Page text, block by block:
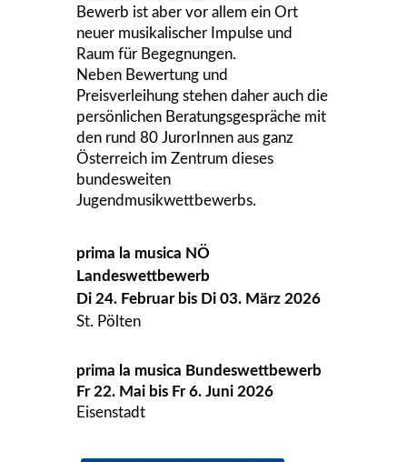
Bewerb ist aber vor allem ein Ort
neuer musikalischer Impulse und
Raum für Begegnungen.
Neben Bewertung und
Preisverleihung stehen daher auch die
persönlichen Beratungsgespräche mit
den rund 80 JurorInnen aus ganz
Österreich im Zentrum dieses
bundesweiten
Jugendmusikwettbewerbs.
prima la musica NÖ
Landeswettbewerb
Di 24. Februar bis Di 03. März 2026
St. Pölten
prima la musica Bundeswettbewerb
Fr 22. Mai bis Fr 6. Juni 2026
Eisenstadt